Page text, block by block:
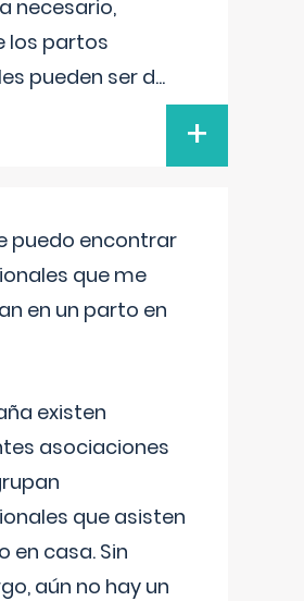
necesario,
los partos
pueden ser d...
+
puedo encontrar
que me
en un parto en
existen
asociaciones
que asisten
en casa. Sin
aún no hay un